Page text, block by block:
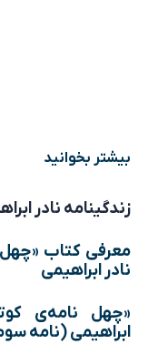
بیشتر بخوانید
زندگینامه نادر
معرفی کتاب
نادر ابراهیمی
«چهل نامه‌ی
ابراهیمی (نامه